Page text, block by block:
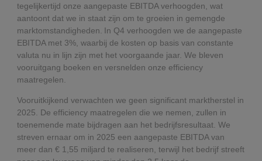
tegelijkertijd onze aangepaste EBITDA verhoogden, wat
aantoont dat we in staat zijn om te groeien in gemengde
marktomstandigheden. In Q4 verhoogden we de aangepaste
EBITDA met 3%, waarbij de kosten op basis van constante
valuta nu in lijn zijn met het voorgaande jaar. We bleven
vooruitgang boeken en versnelden onze efficiency
maatregelen.
Vooruitkijkend verwachten we geen significant marktherstel in
2025. De efficiency maatregelen die we nemen, zullen in
toenemende mate bijdragen aan het bedrijfsresultaat. We
streven ernaar om in 2025 een aangepaste EBITDA van
meer dan € 1,55 miljard te realiseren, terwijl het bedrijf streeft